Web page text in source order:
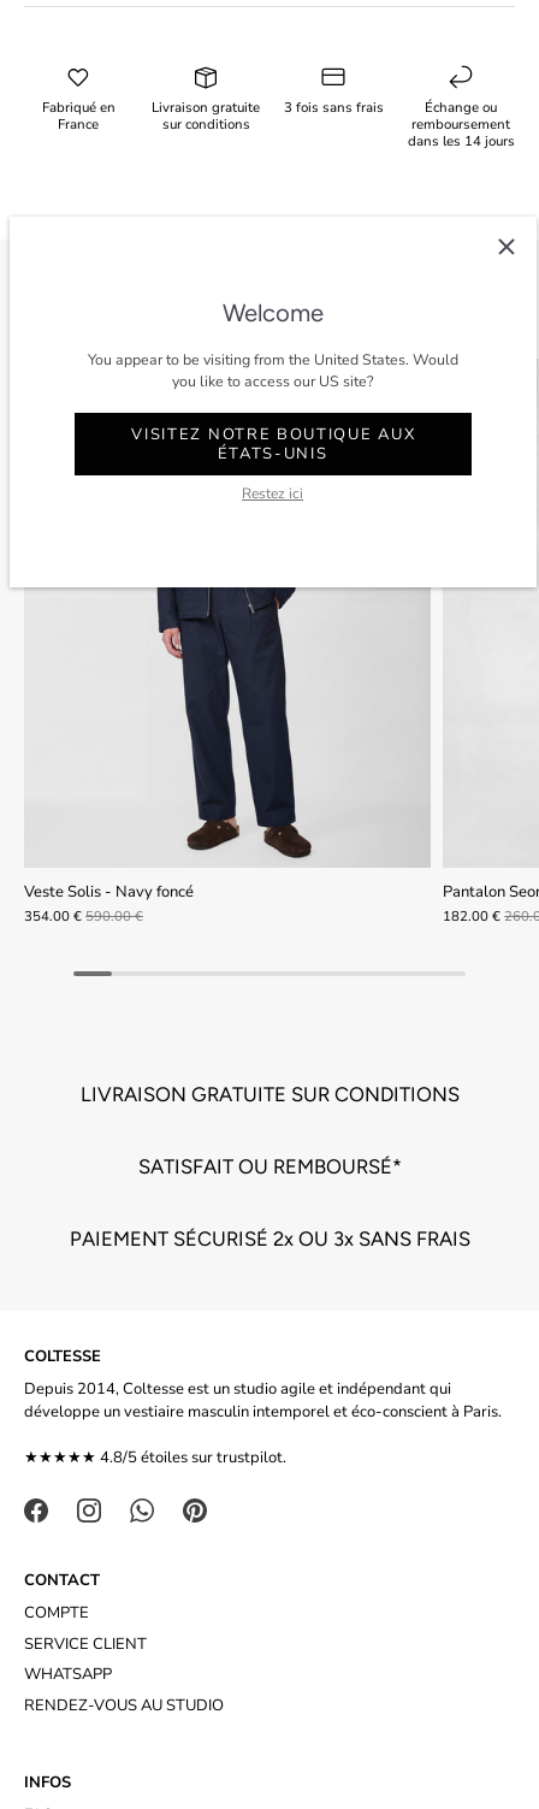
Fabriqué en
France
Livraison gratuite
sur conditions
3 fois sans frais
Échange ou
remboursement
dans les 14 jours
Veste Solis - Navy foncé
354.00 € 590.00 €
Pantalon
182.00 €
LIVRAISON GRATUITE SUR CONDITIONS
SATISFAIT OU REMBOURSÉ*
PAIEMENT SÉCURISÉ 2x OU 3x SANS FRAIS
COLTESSE
Depuis 2014, Coltesse est un studio agile et indépendant qui
développe un vestiaire masculin intemporel et éco-conscient à Paris.
★★★★★ 4.8/5 étoiles surtrustpilot.
CONTACT
COMPTE
SERVICE CLIENT
WHATSAPP
RENDEZ-VOUS AU STUDIO
INFOS
Welcome
You appear to be visiting from the United States. Would
you like to access our US site?
VISITEZ NOTRE BOUTIQUE AUX
ÉTATS-UNIS
Restez ici